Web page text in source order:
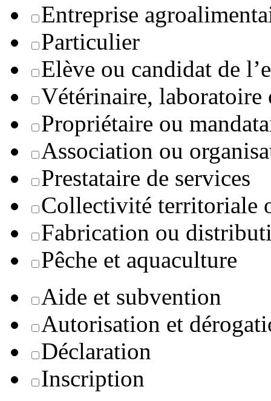
Entreprise
Particulier
Elève ou candidat de
Vétérinaire, laboratoire
Propriétaire ou
Association ou
Prestataire de services
Collectivité territoriale
Fabrication ou
Pêche et aquaculture
Aide et subvention
Autorisation et
Déclaration
Inscription